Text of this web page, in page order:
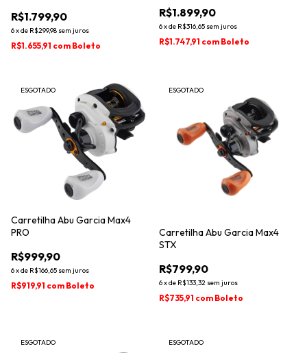
R$1.799,90
6xde R$299,98 sem juros
R$1.655,91 com Boleto
R$1.899,90
6xde R$316,65 sem juros
R$1.747,91 com Boleto
ESGOTADO
Carretilha Abu Garcia Max4
PRO
R$999,90
6xde R$166,65 sem juros
R$919,91 com Boleto
ESGOTADO
Carretilha Abu Garcia Max4
STX
R$799,90
6xde R$133,32 sem juros
R$735,91 com Boleto
ESGOTADO ESGOTADO